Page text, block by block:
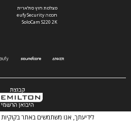
מצלמת חוץ סולארית
חכמה eufy Security
SoloCam S220 2K
by Blacknet.co.il